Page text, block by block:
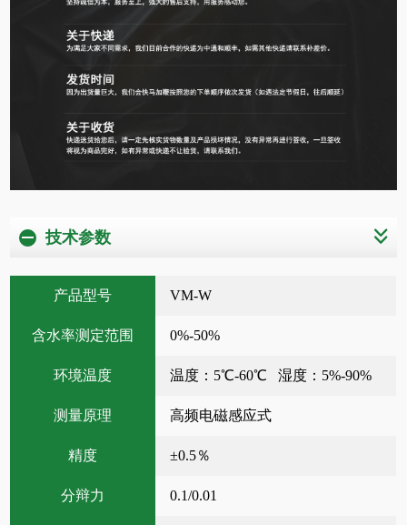
技术参数
产品型号 VM-W
含水率测定范围 0%-50%
环境温度 温度：5℃-60℃ 湿度：5%-90%
测量原理 高频电磁感应式
精度 ±0.5％
分辩力 0.1/0.01